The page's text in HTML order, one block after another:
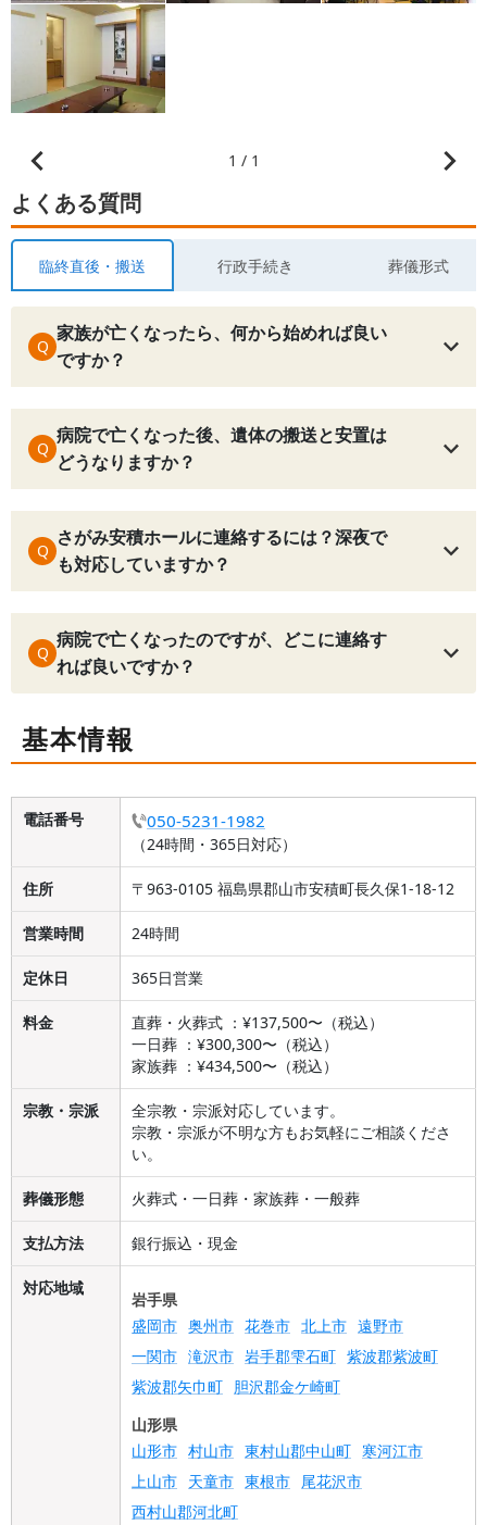
1 / 1
よくある質問
臨終直後・搬送 行政手続き 葬儀形式
Q
家族が亡くなったら、何から始めれば良い
ですか？
Q
病院で亡くなった後、遺体の搬送と安置は
どうなりますか？
Q
さがみ安積ホールに連絡するには？深夜で
も対応していますか？
Q
病院で亡くなったのですが、どこに連絡す
れば良いですか？
基本情報
電話番号 050-5231-1982
（24時間・365日対応）
住所 〒963-0105 福島県郡山市安積町長久保1-18-12
営業時間 24時間
定休日 365日営業
料金
直葬・火葬式 ：¥137,500〜（税込）
一日葬 ：¥300,300〜（税込）
家族葬 ：¥434,500〜（税込）
宗教・宗派
全宗教・宗派対応しています。
宗教・宗派が不明な方もお気軽にご相談くださ
い。
葬儀形態 火葬式・一日葬・家族葬・一般葬
支払方法 銀行振込・現金
対応地域
岩手県
盛岡市 奥州市 花巻市 北上市 遠野市
一関市 滝沢市 岩手郡雫石町 紫波郡紫波町
紫波郡矢巾町 胆沢郡金ケ崎町
山形県
山形市 村山市 東村山郡中山町 寒河江市
上山市 天童市 東根市 尾花沢市
西村山郡河北町